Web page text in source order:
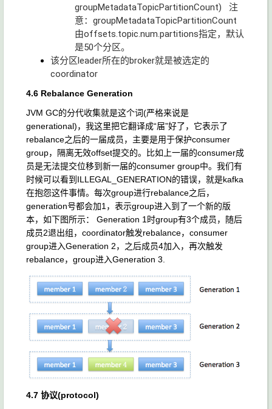
groupMetadataTopicPartitionCount) 注
意：groupMetadataTopicPartitionCount
由offsets.topic.num.partitions指定，默认
是50个分区。
该分区leader所在的broker就是被选定的
coordinator
4.6 Rebalance Generation
JVM GC的分代收集就是这个词(严格来说是
generational)，我这里把它翻译成“届”好了，它表示了
rebalance之后的一届成员，主要是用于保护consumer
group，隔离无效offset提交的。比如上一届的consumer成
员是无法提交位移到新一届的consumer group中。我们有
时候可以看到ILLEGAL_GENERATION的错误，就是kafka
在抱怨这件事情。每次group进行rebalance之后，
generation号都会加1，表示group进入到了一个新的版
本，如下图所示： Generation 1时group有3个成员，随后
成员2退出组，coordinator触发rebalance，consumer
group进入Generation 2，之后成员4加入，再次触发
rebalance，group进入Generation 3.
4.7 协议(protocol)